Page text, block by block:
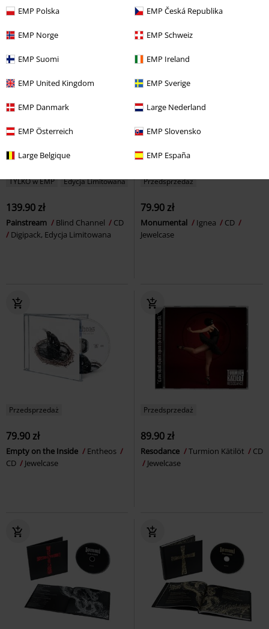
EMP Polska EMP Česká Republika
EMP Norge EMP Schweiz
EMP Suomi EMP Ireland
EMP United Kingdom EMP Sverige
EMP Danmark Large Nederland
EMP Österreich EMP Slovensko
Large Belgique EMP España
Nickelback Digipack, Edycja Limitowana
TYLKO w EMP Edycja Limitowana
139.90 zł
Painstream Blind Channel
CD
Digipack, Edycja Limitowana
Przedsprzedaż
79.90 zł
Monumental Ignea
CD
Jewelcase
Przedsprzedaż
79.90 zł
Empty on the Inside
Entheos
CD
Jewelcase
Przedsprzedaż
89.90 zł
Resodance Turmion Kätilöt
CD
Jewelcase